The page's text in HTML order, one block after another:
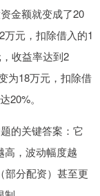
金额就变成了20
元，扣除借入的1
收益率达到2
为18万元，扣除借
20%。
的关键答案：它
高，波动幅度越
部分配资）甚至更